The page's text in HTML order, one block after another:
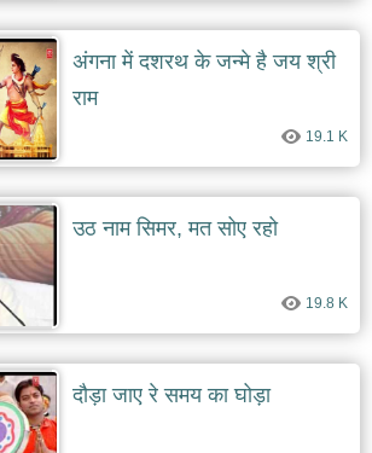
अंगना में दशरथ के जन्मे है जय श्री
राम
19.1 K
उठ नाम सिमर, मत सोए रहो
19.8 K
दौड़ा जाए रे समय का घोड़ा